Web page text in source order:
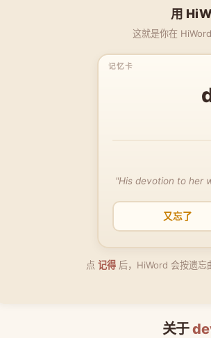
用
这就是你在
"His devotion to her
又忘了
点 记得 后，HiWord 会按遗忘
关于